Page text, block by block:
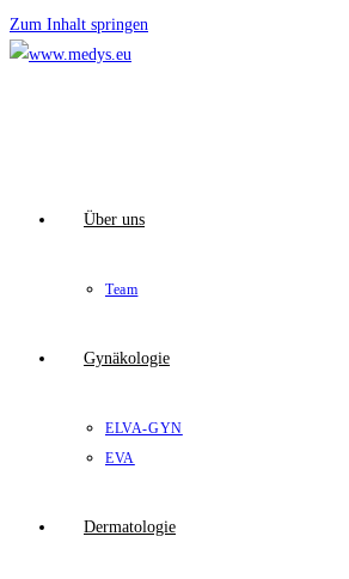
Zum Inhalt springen
Über uns
Team
Gynäkologie
ELVA-GYN
EVA
Dermatologie